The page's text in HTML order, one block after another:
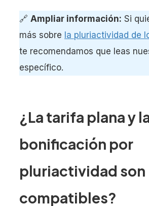
🔗 Ampliar información: Si
más sobre la pluriactividad de
te recomendamos que leas
específico.
¿La tarifa plana y
bonificación por
pluriactividad son
compatibles?